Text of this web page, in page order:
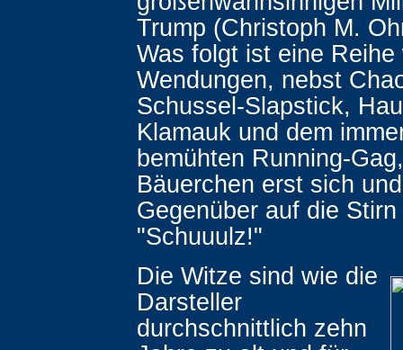
Trump (Christoph M.
Was folgt ist eine Reihe
Wendungen, nebst
Schussel-Slapstick,
Klamauk und dem
bemühten Running-
Bäuerchen erst sich
Gegenüber auf die
"Schuuulz!"
Die Witze sind wie die
Darsteller
durchschnittlich zehn